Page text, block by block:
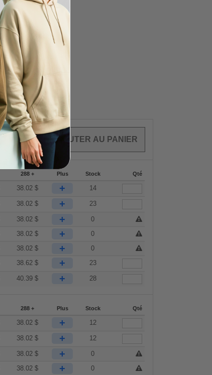
0.00 $
288 + Plus Stock Qté
38.02$ + 14
38.02$ + 23
38.02$ +
0
38.02$ +
0
38.02$ +
0
38.62$ + 23
40.39$ + 28
288 + Plus Stock Qté
38.02$ + 12
38.02$ + 12
38.02$ +
0
38.02$ +
0